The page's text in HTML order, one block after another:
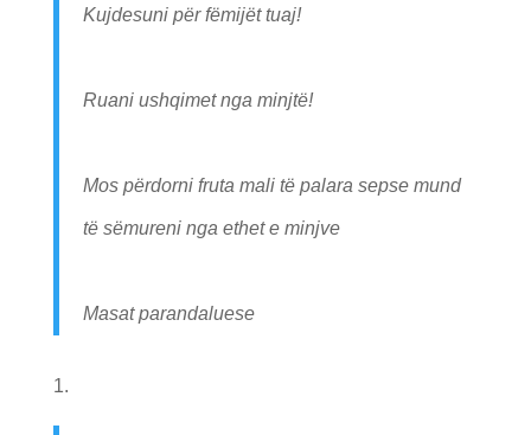
Kujdesuni për fëmijët tuaj!
Ruani ushqimet nga minjtë!
Mos përdorni fruta mali të palara sepse mund
të sëmureni nga ethet e minjve
Masat parandaluese